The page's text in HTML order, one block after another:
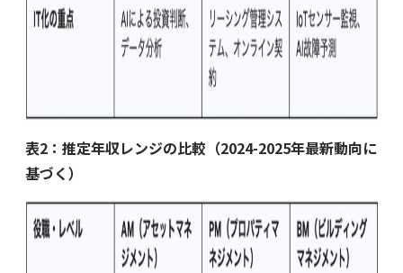
表2：推定年収レンジの比較（2024-2025年最新動向に
基づく）